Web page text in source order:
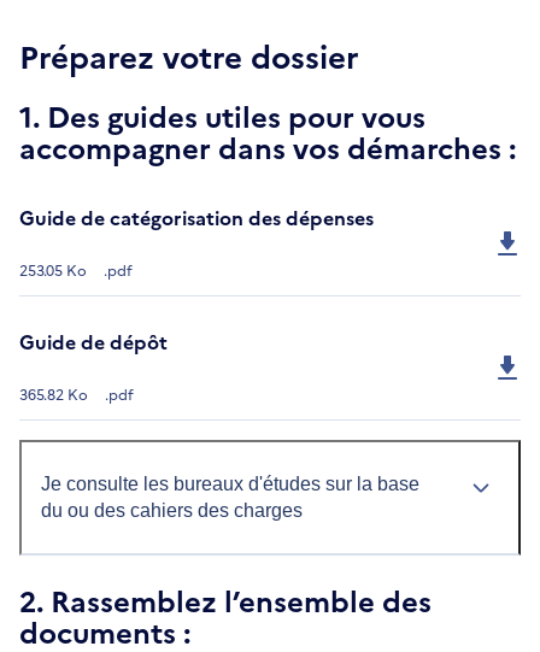
Préparez votre dossier
1. Des guides utiles pour vous
accompagner dans vos démarches :
Guide de catégorisation des dépenses
253.05 Ko .pdf
Guide de dépôt
365.82 Ko .pdf
Je consulte les bureaux d'études sur la base
du ou des cahiers des charges
2. Rassemblez l’ensemble des
documents :